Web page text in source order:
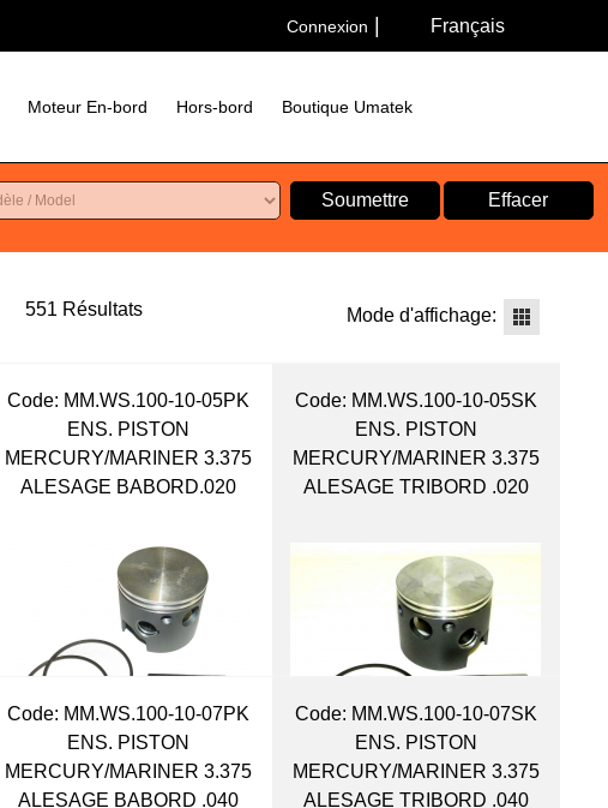
Français
Connexion
Moteur En-bord Hors-bord Boutique Umatek
Soumettre Effacer
551 Résultats Mode d'affichage:
Code: MM.WS.100-10-05PK
ENS. PISTON
MERCURY/MARINER 3.375
ALESAGE BABORD.020
Code: MM.WS.100-10-05SK
ENS. PISTON
MERCURY/MARINER 3.375
ALESAGE TRIBORD .020
Code: MM.WS.100-10-07PK
ENS. PISTON
MERCURY/MARINER 3.375
ALESAGE BABORD .040
Code: MM.WS.100-10-07SK
ENS. PISTON
MERCURY/MARINER 3.375
ALESAGE TRIBORD .040